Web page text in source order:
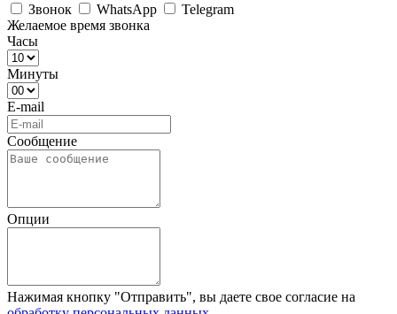
Звонок
WhatsApp
Telegram
Желаемое время звонка
Часы
Минуты
E-mail
Сообщение
Опции
Нажимая кнопку "Отправить", вы даете свое согласие на